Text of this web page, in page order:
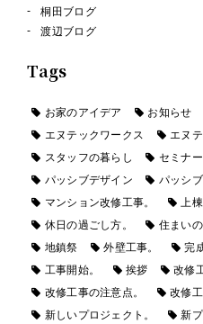
桐田ブログ
渡辺ブログ
Tags
お家のアイデア お知らせ
エヌテックワークス
エヌ
スタッフの暮らし
セミナー
パッシブデザイン
パッシ
マンション改修工事。
上
休日の過ごし方。
住まい
地鎮祭
外壁工事。 完
工事開始。
挨拶
改修
改修工事の注意点。
改修
新しいプロジェクト。
新